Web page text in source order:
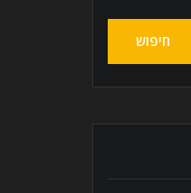
חיפוש